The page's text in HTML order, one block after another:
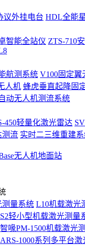
议外挂电台 HDL全能
智能全站仪 ZTS-710
航测系统 V100固定翼
人机 蜂虎垂直起降固
动无人机测流系统
450轻量化激光雷达
测流 实时二三维重建
无人机地面站
测量系统 L10机载激光
S2轻小型机载激光测量
智喙PM-1500机载激光
ARS-1000系列多平台激